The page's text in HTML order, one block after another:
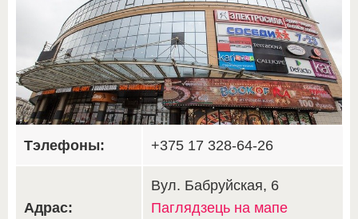
Тэлефоны: +375 17 328-64-26
Адрас:
Вул. Бабруйская, 6
Паглядзець на мапе